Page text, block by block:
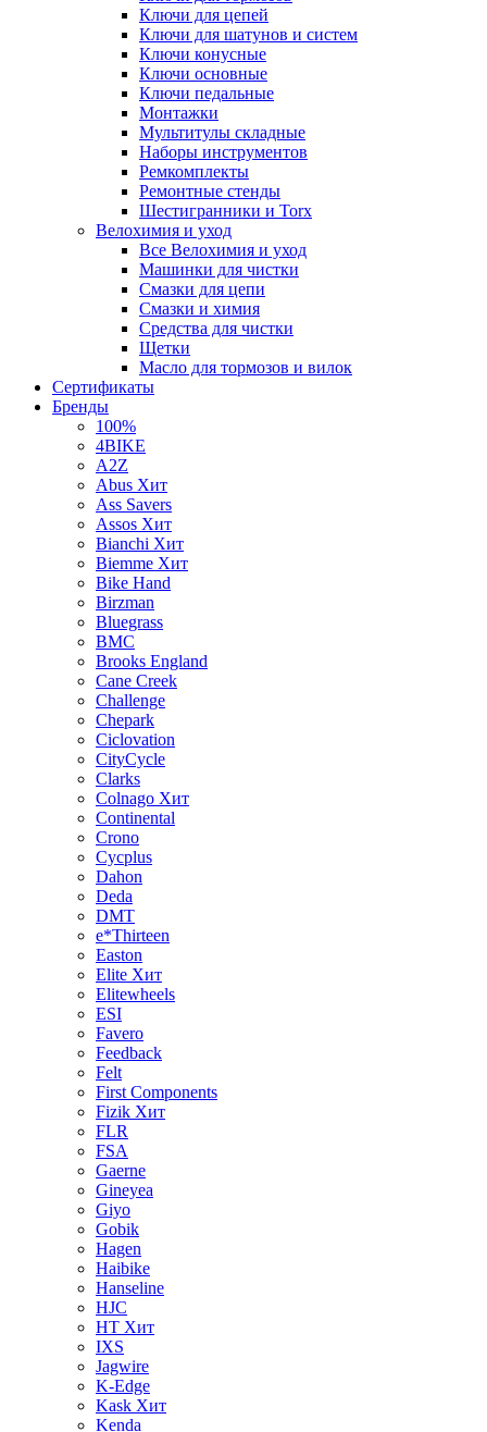
Ключи для цепей
Ключи для шатунов и систем
Ключи конусные
Ключи основные
Ключи педальные
Монтажки
Мультитулы складные
Наборы инструментов
Ремкомплекты
Ремонтные стенды
Шестигранники и Torx
Велохимия и уход
Все Велохимия и уход
Машинки для чистки
Смазки для цепи
Смазки и химия
Средства для чистки
Щетки
Масло для тормозов и вилок
Сертификаты
Бренды
100%
4BIKE
A2Z
Abus Хит
Ass Savers
Assos Хит
Bianchi Хит
Biemme Хит
Bike Hand
Birzman
Bluegrass
BMC
Brooks England
Cane Creek
Challenge
Chepark
Ciclovation
CityCycle
Clarks
Colnago Хит
Continental
Crono
Cycplus
Dahon
Deda
DMT
e*Thirteen
Easton
Elite Хит
Elitewheels
ESI
Favero
Feedback
Felt
First Components
Fizik Хит
FLR
FSA
Gaerne
Gineyea
Giyo
Gobik
Hagen
Haibike
Hanseline
HJC
HT Хит
IXS
Jagwire
K-Edge
Kask Хит
Kenda